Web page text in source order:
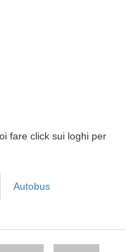
fare click sui loghi per
Autobus